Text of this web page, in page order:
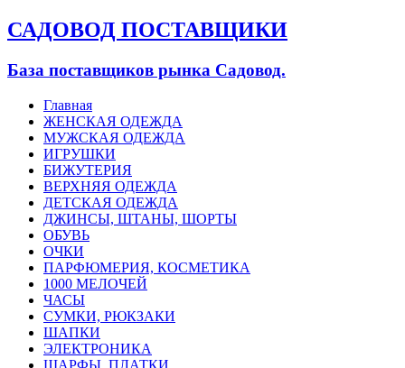
САДОВОД ПОСТАВЩИКИ
База поставщиков рынка Садовод.
Главная
ЖЕНСКАЯ ОДЕЖДА
МУЖСКАЯ ОДЕЖДА
ИГРУШКИ
БИЖУТЕРИЯ
ВЕРХНЯЯ ОДЕЖДА
ДЕТСКАЯ ОДЕЖДА
ДЖИНСЫ, ШТАНЫ, ШОРТЫ
ОБУВЬ
ОЧКИ
ПАРФЮМЕРИЯ, КОСМЕТИКА
1000 МЕЛОЧЕЙ
ЧАСЫ
СУМКИ, РЮКЗАКИ
ШАПКИ
ЭЛЕКТРОНИКА
ШАРФЫ, ПЛАТКИ